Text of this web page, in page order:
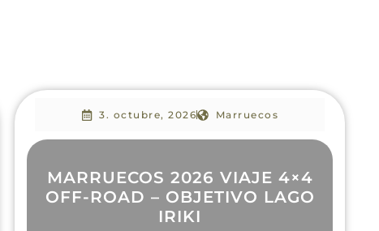
3. octubre, 2026 Marruecos
MARRUECOS 2026 VIAJE 4×4
OFF-ROAD – OBJETIVO LAGO
IRIKI